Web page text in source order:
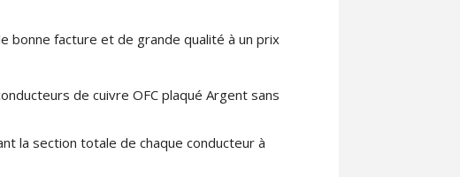
bonne facture et de grande qualité à un prix
de cuivre OFC plaqué Argent sans
la section totale de chaque conducteur à